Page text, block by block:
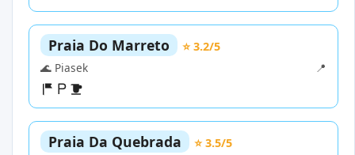
Praia Do Marreto
⭐ 3.2/5
🌊 Piasek
📍
Praia Da Quebrada
⭐ 3.5/5